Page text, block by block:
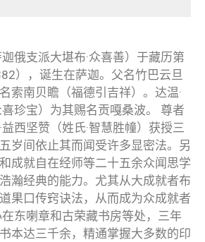
俄支派大堪布·众喜善）于藏历第
），诞生在萨迦。父名竹巴云旦
索南贝瞻（福德引吉祥）。达温·
珍宝）为其赐名贡嘎桑波。 尊者
西坚赞（姓氏·智慧胜幢）获授三
岁间依止其而闻受许多显密法。另
成就自在经师等二十五余众闻思学
瀚经典的能力。尤其从大成就者布
果口传窍诀法，从而成为众成就者
东喇章和古荣藏书房等处，三年
本达三千余，精通掌握大多数的印